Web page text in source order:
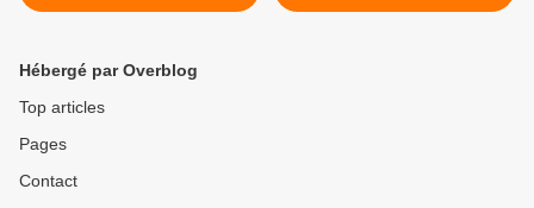
Hébergé par Overblog
Top articles
Pages
Contact